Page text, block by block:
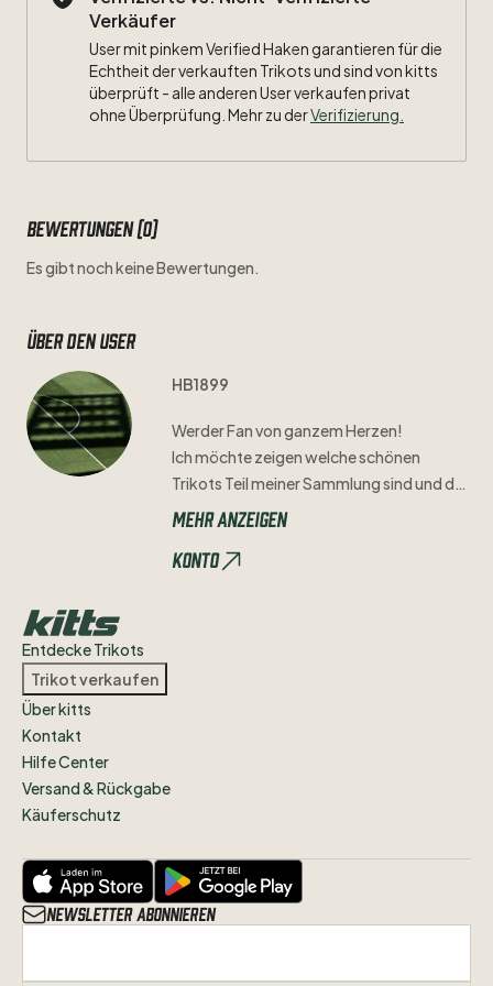
Verkäufer
User mit pinkem Verified Haken garantieren für die
Echtheit der verkauften Trikots und sind von kitts
überprüft - alle anderen User verkaufen privat
ohne Überprüfung. Mehr zu derVerifizierung.
Bewertungen (0)
Es gibt noch keine Bewertungen.
Über den user
HB1899
WerderFanvonganzemHerzen!
Ichmöchtezeigenwelcheschönen
Trikots TeilmeinerSammlungsindunddie
vondenenichmich
weitergeben.
Mehr anzeigen
Konto
Entdecke Trikots
Trikot verkaufen
Über kitts
Kontakt
Hilfe Center
Versand & Rückgabe
Käuferschutz
Newsletter abonnieren